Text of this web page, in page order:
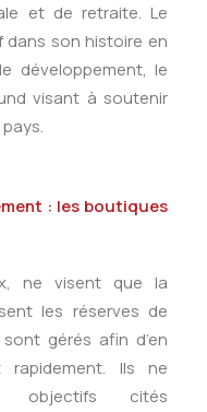
et de retraite. Le
son histoire en
développement, le
visant à soutenir
: les boutiques
ne visent que la
les réserves de
gérés afin d’en
rapidement. Ils ne
objectifs cités